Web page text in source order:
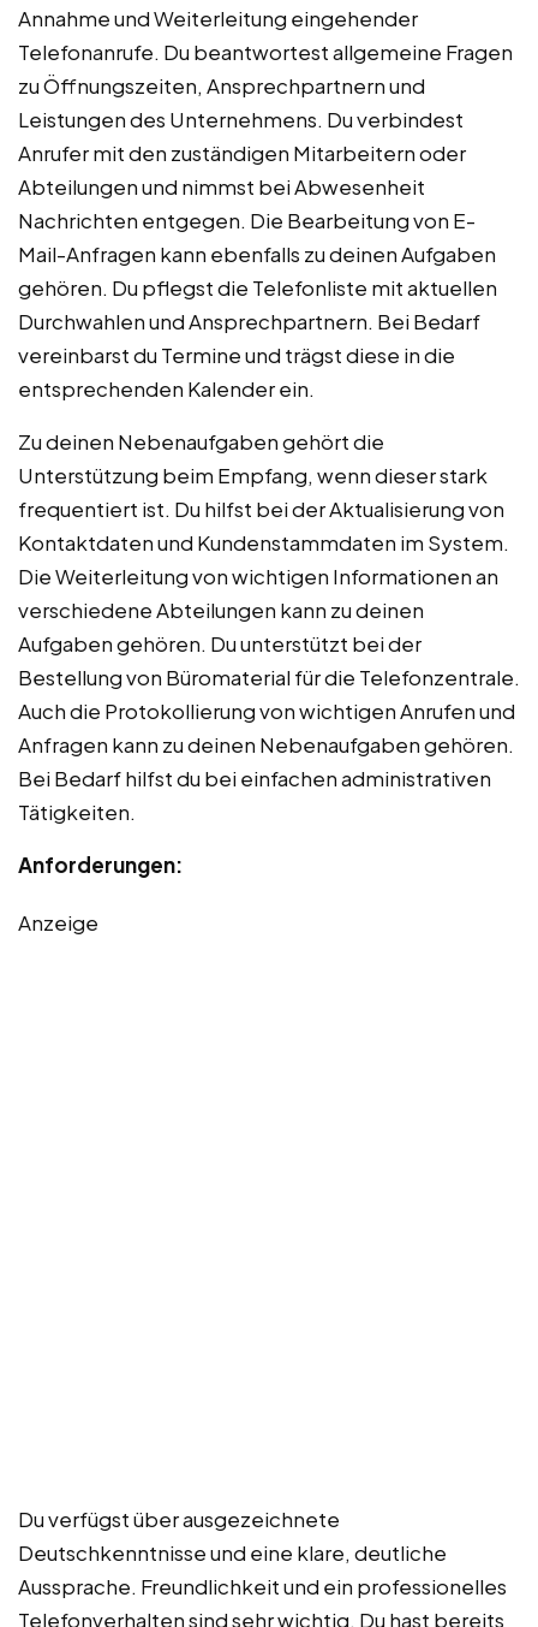
Annahme und Weiterleitung eingehender
Telefonanrufe. Du beantwortest allgemeine Fragen
zu Öffnungszeiten, Ansprechpartnern und
Leistungen des Unternehmens. Du verbindest
Anrufer mit den zuständigen Mitarbeitern oder
Abteilungen und nimmst bei Abwesenheit
Nachrichten entgegen. Die Bearbeitung von E-
Mail-Anfragen kann ebenfalls zu deinen Aufgaben
gehören. Du pflegst die Telefonliste mit aktuellen
Durchwahlen und Ansprechpartnern. Bei Bedarf
vereinbarst du Termine und trägst diese in die
entsprechenden Kalender ein.
Zu deinen Nebenaufgaben gehört die
Unterstützung beim Empfang, wenn dieser stark
frequentiert ist. Du hilfst bei der Aktualisierung von
Kontaktdaten und Kundenstammdaten im System.
Die Weiterleitung von wichtigen Informationen an
verschiedene Abteilungen kann zu deinen
Aufgaben gehören. Du unterstützt bei der
Bestellung von Büromaterial für die Telefonzentrale.
Auch die Protokollierung von wichtigen Anrufen und
Anfragen kann zu deinen Nebenaufgaben gehören.
Bei Bedarf hilfst du bei einfachen administrativen
Tätigkeiten.
Anforderungen:
Anzeige
Du verfügst über ausgezeichnete
Deutschkenntnisse und eine klare, deutliche
Aussprache. Freundlichkeit und ein professionelles
Telefonverhalten sind sehr wichtig. Du hast bereits